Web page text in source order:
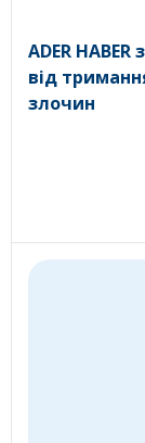
ADER
від
злочин